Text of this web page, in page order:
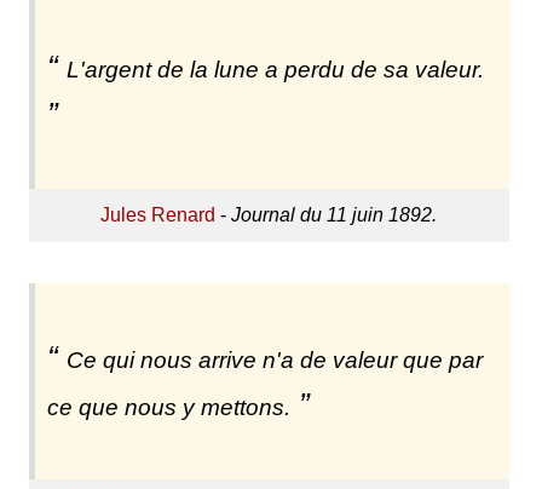
L'argent de la lune a perdu de sa valeur.
Jules Renard -Journal du 11 juin 1892.
Ce qui nous arrive n'a de valeur que par
ce que nous y mettons.